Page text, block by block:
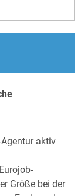
aktiv
Größe bei der